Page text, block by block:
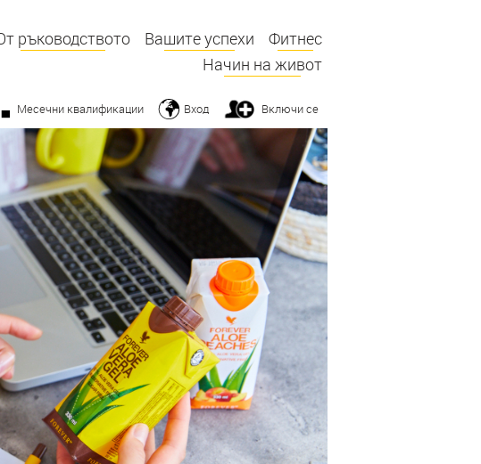
ръководството Вашите успехи
Фитнес
Начин на живот
Месечни квалификации Вход Включи се